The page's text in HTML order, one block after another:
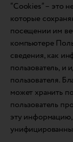
“Cookies” – это
которые
посещении им
компьютере
сведения, как
пользователь,
пользователя.
может хранить
пользователь
эту